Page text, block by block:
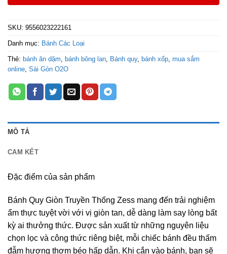
SKU: 9556023222161
Danh mục: Bánh Các Loại
Thẻ: bánh ăn dặm, bánh bông lan, Bánh quy, bánh xốp, mua sắm
online, Sài Gòn O2O
MÔ TẢ
CAM KẾT
Đặc điểm của sản phẩm
Bánh Quy Giòn Truyền Thống Zess mang đến trải nghiệm
ẩm thực tuyệt vời với vị giòn tan, dễ dàng làm say lòng bất
kỳ ai thưởng thức. Được sản xuất từ những nguyên liệu
chọn lọc và công thức riêng biệt, mỗi chiếc bánh đều thấm
đẫm hương thơm béo hấp dẫn. Khi cắn vào bánh, bạn sẽ